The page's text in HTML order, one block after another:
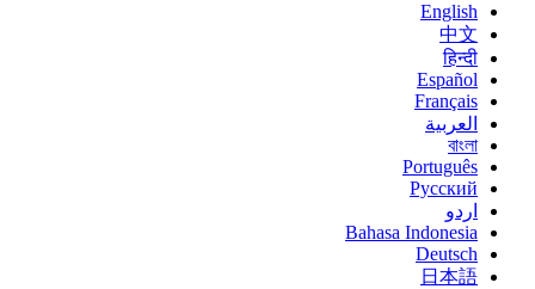
English
中文
हिन्दी
Español
Français
العربية
বাংলা
Português
Русский
اردو
Bahasa Indonesia
Deutsch
日本語